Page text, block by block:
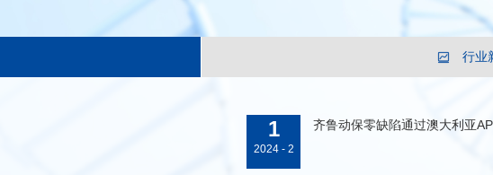
行业
1
2024 - 2
齐鲁动保零缺陷通过澳大利亚